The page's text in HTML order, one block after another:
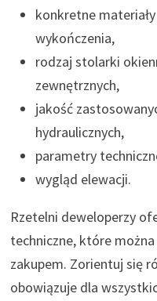
konkretne
wykończenia,
rodzaj stolarki
zewnętrznych,
jakość
hydraulicznych,
parametry
wygląd elewacji.
Rzetelni deweloperzy
techniczne, które
zakupem. Zorientuj się
obowiązuje dla